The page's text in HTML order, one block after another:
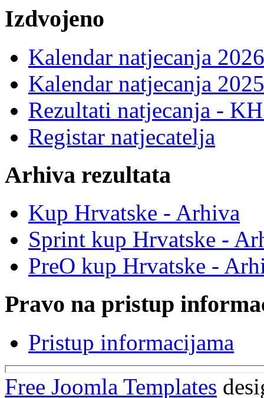
Izdvojeno
Kalendar natjecanja
Kalendar natjecanja
Rezultati natjecanja -
Registar natjecatelja
Arhiva rezultata
Kup Hrvatske - Arhiva
Sprint kup Hrvatske -
PreO kup Hrvatske -
Pravo na pristup
Pristup informacijama
Free Joomla Templates